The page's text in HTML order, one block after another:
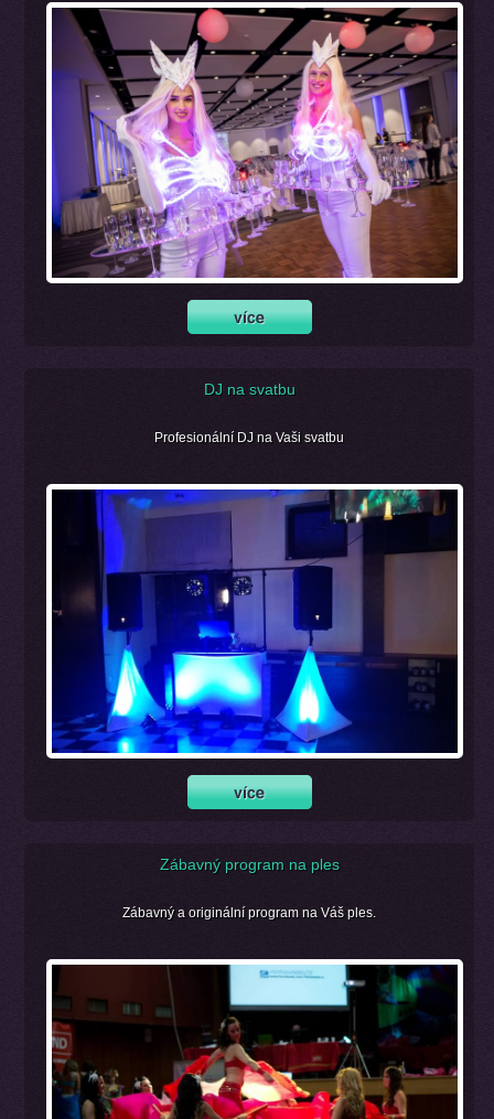
DJ na svatbu
Profesionální DJ na Vaši svatbu
Zábavný program na ples
Zábavný a originální program na Váš ples.